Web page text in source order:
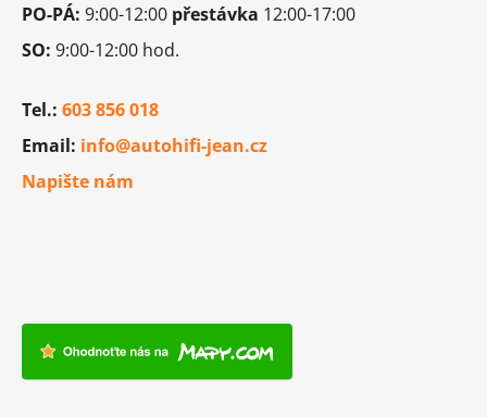
PO-PÁ: 9:00-12:00 přestávka 12:00-17:00
SO: 9:00-12:00 hod.
Tel.: 603 856 018
Email: info@autohifi-jean.cz
Napište nám